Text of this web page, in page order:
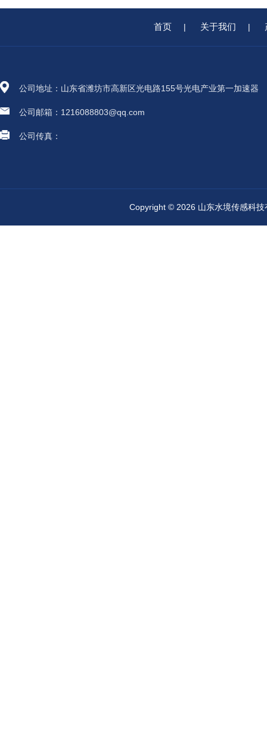
首页 | 关于我们 |
公司地址：山东省潍坊市高新区光电路155号光电产业第一加速器
公司邮箱：1216088803@qq.com
公司传真：
Copyright © 2026 山东水境传感科